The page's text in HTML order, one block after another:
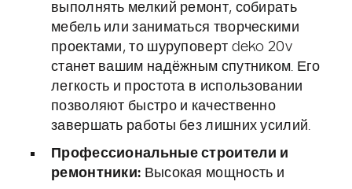
выполнять мелкий ремонт, собирать
мебель или заниматься творческими
проектами, то шуруповерт deko 20v
станет вашим надёжным спутником. Его
легкость и простота в использовании
позволяют быстро и качественно
завершать работы без лишних усилий.
Профессиональные строители и
ремонтники: Высокая мощность и